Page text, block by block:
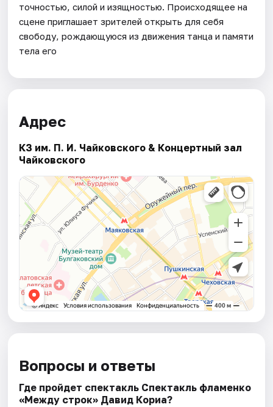
точностью, силой и изящностью. Происходящее на
сцене приглашает зрителей открыть для себя
свободу, рождающуюся из движения танца и памяти
тела его
Адрес
КЗ им. П. И. Чайковского & Концертный зал
Чайковского
Вопросы и ответы
Где пройдет спектакль Спектакль фламенко
«Между строк» Давид Кориа?